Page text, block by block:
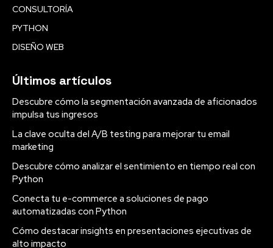
CONSULTORÍA
PYTHON
DISEÑO WEB
Últimos artículos
Descubre cómo la segmentación avanzada de aficionados
impulsa tus ingresos
La clave oculta del A/B testing para mejorar tu email
marketing
Descubre cómo analizar el sentimiento en tiempo real con
Python
Conecta tu e-commerce a soluciones de pago
automatizadas con Python
Cómo destacar insights en presentaciones ejecutivas de
alto impacto